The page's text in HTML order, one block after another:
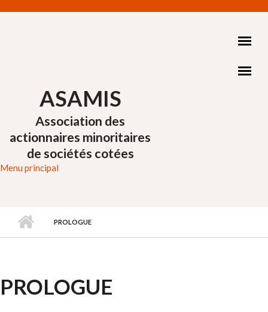
ASAMIS
Association des
actionnaires minoritaires
de sociétés cotées
Menu principal
PROLOGUE
PROLOGUE